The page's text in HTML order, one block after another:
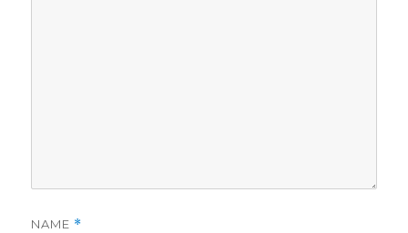
NAME *